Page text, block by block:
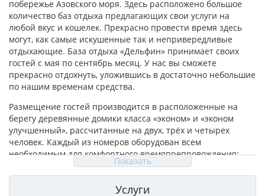
побережье Азовского моря. Здесь расположено большое
количество баз отдыха предлагающих свои услуги на
любой вкус и кошелек. Прекрасно провести время здесь
могут, как самые искушенные так и непривередливые
отдыхающие. База отдыха «Дельфин» принимает своих
гостей с мая по сентябрь месяц. У нас вы сможете
прекрасно отдохнуть, уложившись в достаточно небольшие
по нашим временам средства.
Размещение гостей производится в расположенные на
берегу деревянные домики класса «эконом» и «эконом
улучшенный», рассчитанные на двух, трёх и четырех
человек. Каждый из номеров оборудован всем
необходимым для комфортного времяпрепровождения:
кондиционер, холодильник, кровати и стол со стульями —
это неполный набор того, что есть в домиках.
Питание: для самостоятельного приготовления еды база на
Показать
Услуги